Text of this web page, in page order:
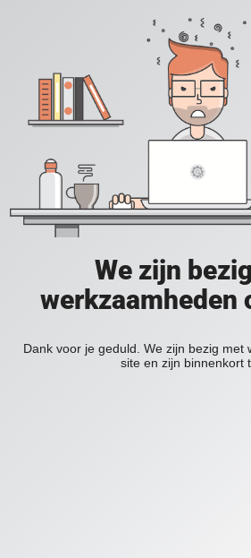
We zijn
werkzaamheden
Dank voor je geduld. We zijn bezig met
site en zijn binnenkort